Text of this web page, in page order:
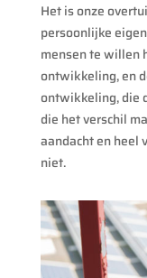
Het is onze
persoonlijke
mensen te willen
ontwikkeling, en
ontwikkeling, die
die het verschil
aandacht en heel
niet.